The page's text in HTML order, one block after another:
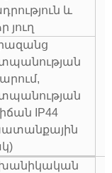
և
յուղ
IP44